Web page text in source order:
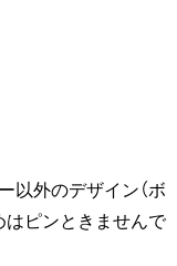
以外のデザイン（ボ
はピンときませんで